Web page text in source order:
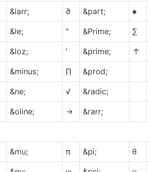
&larr; ∂ &part; ♠
&le; ″ &Prime; ∑
&loz; ′ &prime; ↑
&minus; ∏ &prod;
&ne; √ &radic;
&oline; → &rarr;
&mu; π &pi; θ